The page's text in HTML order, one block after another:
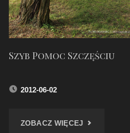
Szyb Pomoc Szczęściu
2012-06-02
ZOBACZ WIĘCEJ"SZYB